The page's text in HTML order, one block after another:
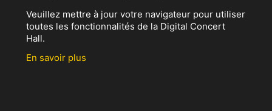
Veuillez mettre à jour votre navigateur pour utiliser
toutes les fonctionnalités de la Digital Concert
Hall.
En savoir plus